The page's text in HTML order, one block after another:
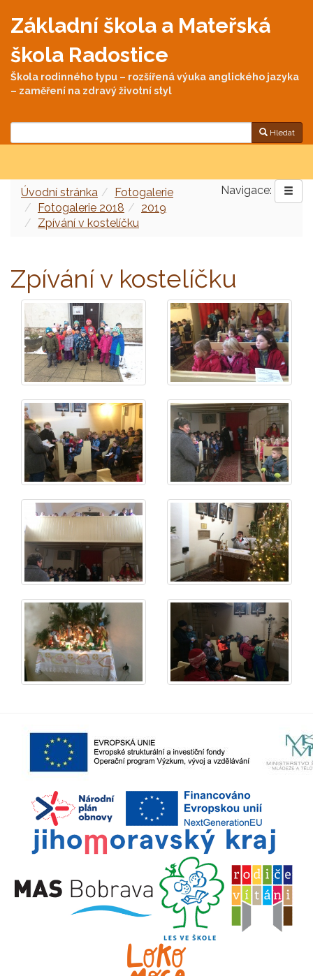
Základní škola a Mateřská
škola Radostice
Škola rodinného typu – rozšířená výuka anglického jazyka
– zaměření na zdravý životní styl
Hledat
Navigace:
Úvodní stránka
Fotogalerie
Fotogalerie 2018
2019
Zpívání v kostelíčku
Zpívání v kostelíčku